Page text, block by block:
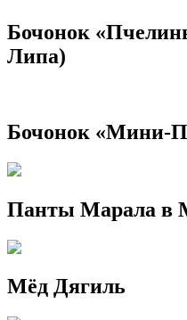
Бочонок
Липа)
Бочонок «Мини-
Панты Марала в
Мёд Дягиль